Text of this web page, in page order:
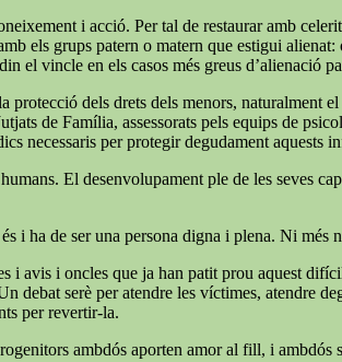
i acció. Per tal de restaurar amb
els grups patern o matern que estigui
el vincle en els casos més greus d’alienació
dels drets dels menors, naturalment
de Família, assessorats pels equips de
necessaris per protegir degudament aquests
El desenvolupament ple de les seves
i ha de ser una persona digna i plena. Ni més
i avis i oncles que ja han patit prou aquest
serè per atendre les víctimes, atendre
per revertir-la.
ambdós aporten amor al fill, i ambdós